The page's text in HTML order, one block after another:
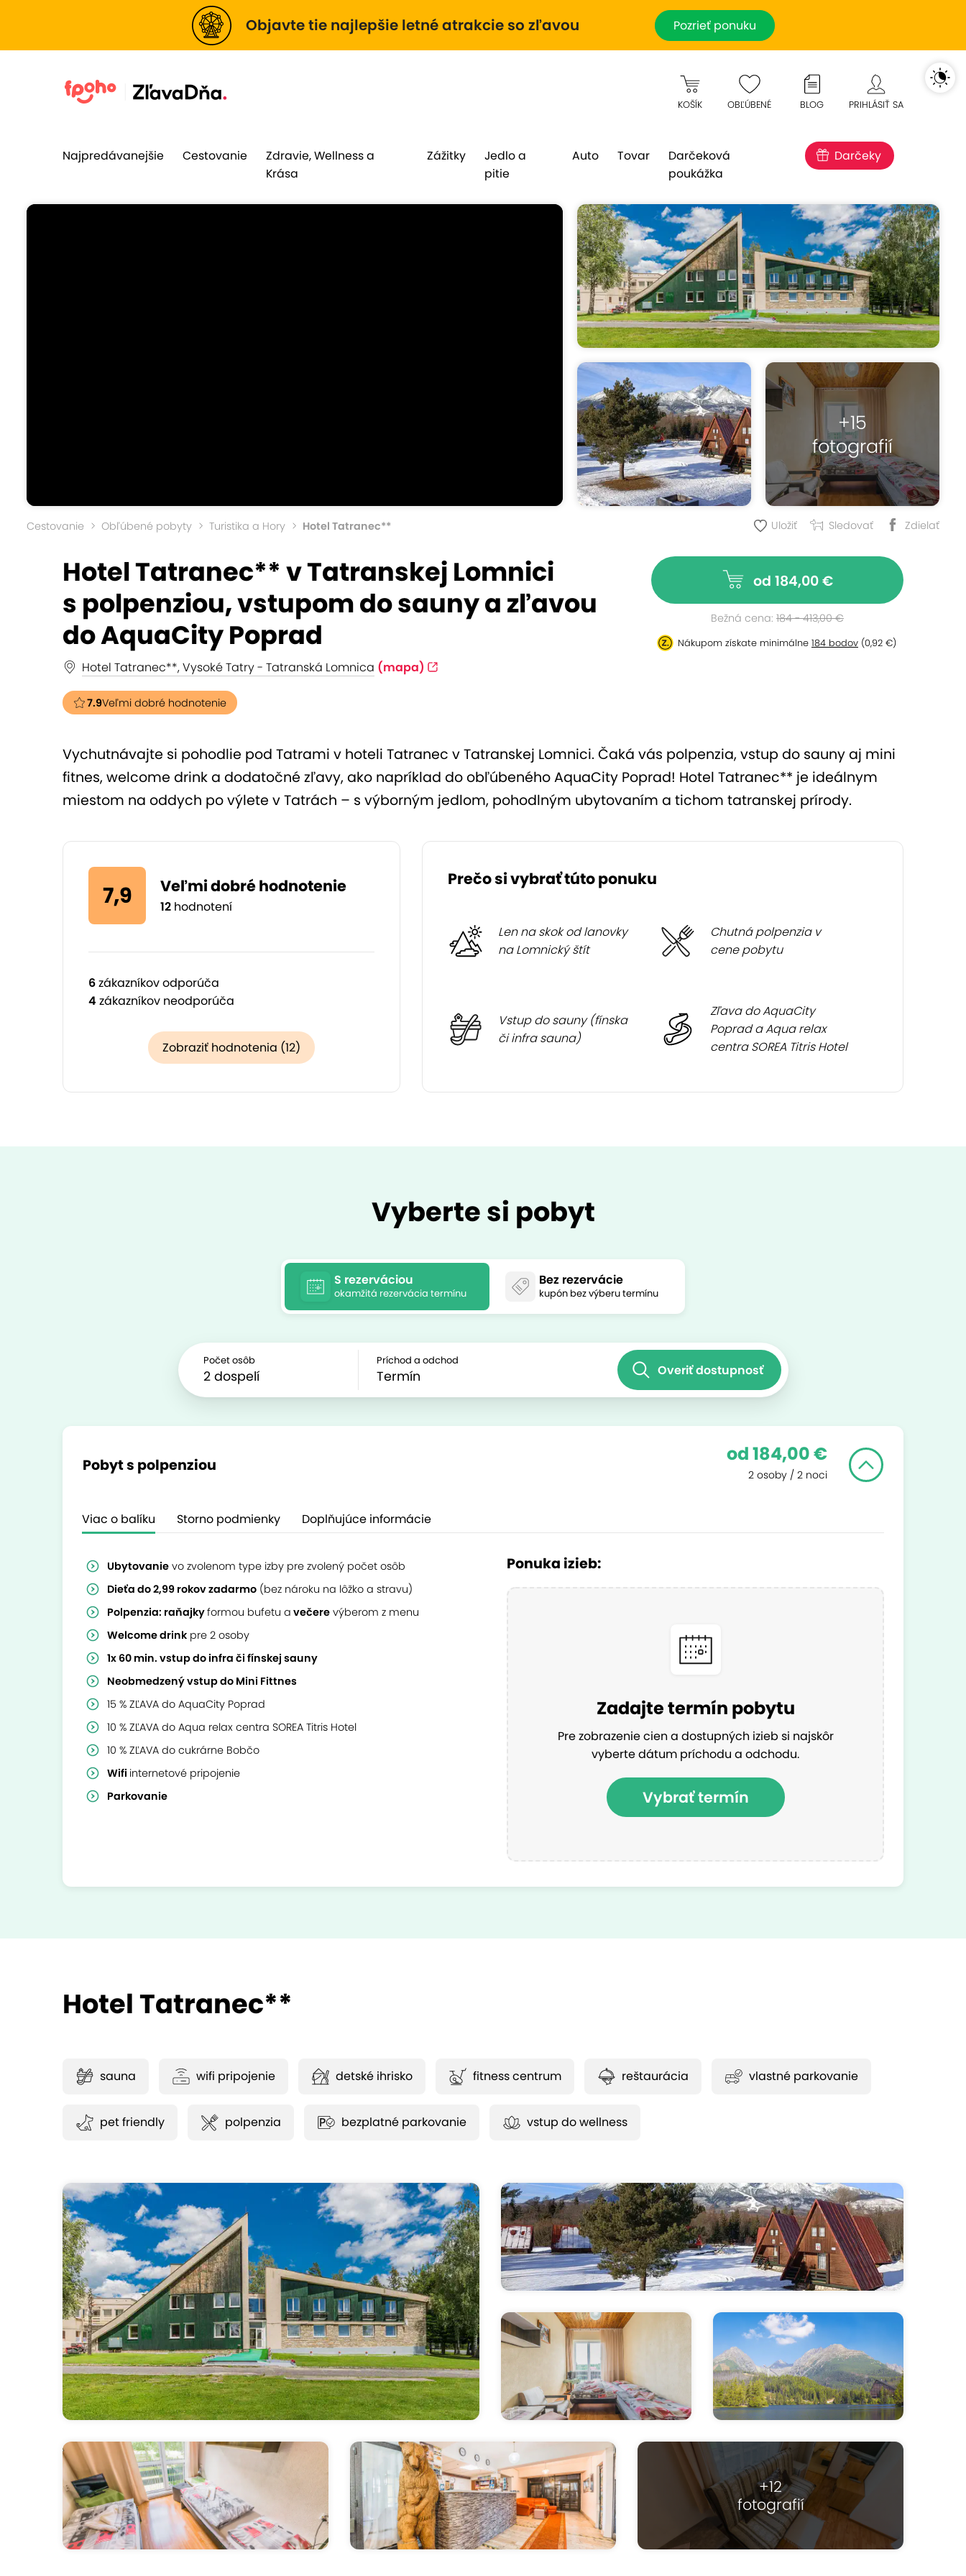
Objavte tie najlepšie letné atrakcie so zľavou Pozrieť ponuku
KOŠÍK OBĽÚBENÉ BLOG PRIHLÁSIŤ SA
Najpredávanejšie Cestovanie
Zdravie, Wellness a
Krása
Zážitky
Jedlo a
pitie
Auto Tovar
Darčeková
poukážka
Darčeky
+15
fotografií
Cestovanie Obľúbené pobyty Turistika a Hory Hotel Tatranec** Uložiť Sledovať Zdielať
Hotel Tatranec** v Tatranskej Lomnici
s polpenziou, vstupom do sauny a zľavou
do AquaCity Poprad
Hotel Tatranec**, Vysoké Tatry - Tatranská Lomnica (mapa)
7.9Veľmi dobré hodnotenie
od 184,00 €
Bežná cena: 184 - 413,00 €
Nákupom získate minimálne 184 bodov (0,92 €)
Vychutnávajte si pohodlie pod Tatrami v hoteli Tatranec v Tatranskej Lomnici. Čaká vás polpenzia, vstup do sauny aj mini
fitnes, welcome drink a dodatočné zľavy, ako napríklad do obľúbeného AquaCity Poprad! Hotel Tatranec** je ideálnym
miestom na oddych po výlete v Tatrách – s výborným jedlom, pohodlným ubytovaním a tichom tatranskej prírody.
7,9 Veľmi dobré hodnotenie
12 hodnotení
6zákazníkov odporúča
4 zákazníkov neodporúča
Zobraziť hodnotenia (12)
Prečo si vybrať túto ponuku
Len na skok od lanovky
na Lomnický štít
Chutná polpenzia v
cene pobytu
Vstup do sauny (fínska
či infra sauna)
Zľava do AquaCity
Poprad a Aqua relax
centra SOREA Titris Hotel
Vyberte si pobyt
S rezerváciou
okamžitá rezervácia termínu
Bez rezervácie
kupón bez výberu termínu
Počet osôb Príchod a odchod
Overiť dostupnosť
Pobyt s polpenziou od 184,00 €
2 osoby / 2 noci
Viac o balíku Storno podmienky Doplňujúce informácie
Ubytovanie vo zvolenom type izby pre zvolený počet osôb
Dieťa do 2,99 rokov zadarmo (bez nároku na lôžko a stravu)
Polpenzia: raňajkyformou bufetu a večere výberom z menu
Welcome drink pre 2 osoby
1x 60 min. vstup do infra či fínskej sauny
Neobmedzený vstup do Mini Fittnes
15 % ZĽAVA do AquaCity Poprad
10 % ZĽAVA do Aqua relax centra SOREA Titris Hotel
10 % ZĽAVA do cukrárne Bobčo
Wifi internetové pripojenie
Parkovanie
Ponuka izieb:
Zadajte termín pobytu
Pre zobrazenie cien a dostupných izieb si najskôr
vyberte dátum príchodu a odchodu.
Vybrať termín
Hotel Tatranec**
sauna wifi pripojenie detské ihrisko fitness centrum reštaurácia vlastné parkovanie
pet friendly polpenzia bezplatné parkovanie vstup do wellness
+12
fotografií